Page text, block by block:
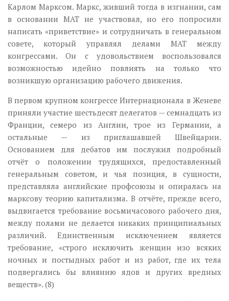
Карлом Марксом. Маркс, живший тогда в изгнании, сам
в основании МАТ не участвовал, но его попросили
написать «приветствие» и сотрудничать в генеральном
совете, который управлял делами МАТ между
конгрессами. Он с удовольствием воспользовался
возможностью идейно повлиять на только что
возникшую организацию рабочего движения.
В первом крупном конгрессе Интернационала в Женеве
приняли участие шестьдесят делегатов — семнадцать из
Франции, семеро из Англии, трое из Германии, а
остальные — из приглашавшей Швейцарии.
Основанием для дебатов им послужил подробный
отчёт о положении трудящихся, предоставленный
генеральным советом, и чья позиция, в сущности,
представляла английские профсоюзы и опиралась на
марксову теорию капитализма. В отчёте, прежде всего,
выдвигается требование восьмичасового рабочего дня,
между полами не делается никаких принципиальных
различий. Единственным исключением является
требование, «строго исключить женщин изо всяких
ночных и постыдных работ и из работ, где их тела
подвергались бы влиянию ядов и других вредных
веществ». (8)